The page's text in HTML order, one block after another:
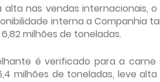
alta nas vendas internacionais,
interna a Companhia
milhões de toneladas.
é verificado para a
milhões de toneladas, leve alta